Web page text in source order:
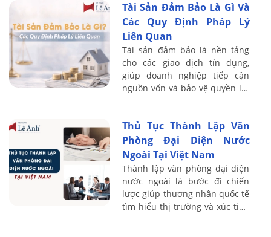
nghiệm ...
Tài Sản Đảm Bảo Là Gì Và
Các Quy Định Pháp Lý
Liên Quan
Tài sản đảm bảo là nền tảng
cho các giao dịch tín dụng,
giúp doanh nghiệp tiếp cận
nguồn vốn và bảo vệ quyền lợi
hơn 20.000 ...
Thủ Tục Thành Lập Văn
Phòng Đại Diện Nước
Ngoài Tại Việt Nam
Thành lập văn phòng đại diện
nước ngoài là bước đi chiến
lược giúp thương nhân quốc tế
tìm hiểu thị trường và xúc tiến